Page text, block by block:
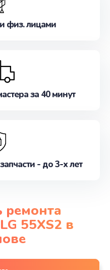
физ. лицами
за 40 минут
- до 3-х лет
ремонта
55XS2 в